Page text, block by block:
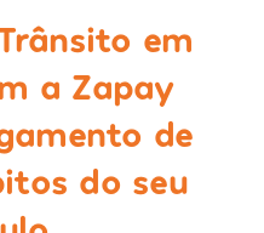
em
a Zapay
de
do seu